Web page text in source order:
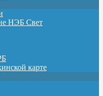
НЭБ Свет
карте